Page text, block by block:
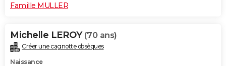
Famille MULLER
Michelle LEROY (70 ans)
Créer une cagnotte obsèques
Naissance